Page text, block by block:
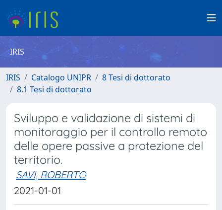
IRIS
IRIS Catalogo UNIPR
8 Tesi di dottorato
8.1 Tesi di dottorato
Sviluppo e validazione di sistemi di
monitoraggio per il controllo remoto
delle opere passive a protezione del
territorio.
SAVI, ROBERTO
2021-01-01